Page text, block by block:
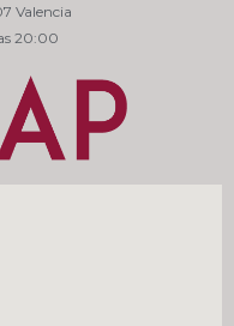
Valencia
20:00